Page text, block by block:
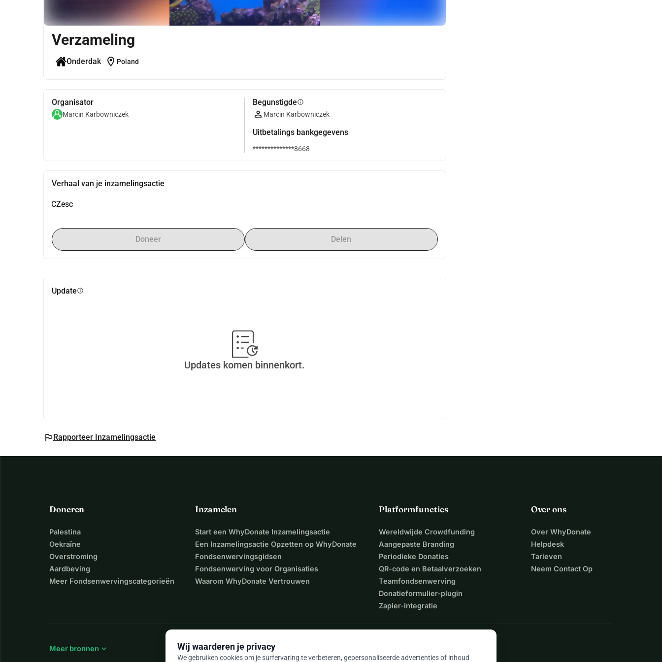
Verzameling
Onderdak location_on Poland
Organisator
Marcin Karbowniczek
Begunstigdeinfo
Marcin Karbowniczek
Uitbetalings bankgegevens
**************8668
Verhaal van je inzamelingsactie
CZesc
Doneer Delen
Updateinfo
Updates komen binnenkort.
flag Rapporteer Inzamelingsactie
Doneren
Palestina
Oekraïne
Overstroming
Aardbeving
Meer Fondsenwervingscategorieën
Inzamelen
Start een WhyDonate Inzamelingsactie
Een Inzamelingsactie Opzetten op WhyDonate
Fondsenwervingsgidsen
Fondsenwerving voor Organisaties
Waarom WhyDonate Vertrouwen
Platformfuncties
Wereldwijde Crowdfunding
Aangepaste Branding
Periodieke Donaties
QR-code en Betaalverzoeken
Teamfondsenwerving
Donatieformulier-plugin
Zapier-integratie
Over ons
Over WhyDonate
Helpdesk
Tarieven
Neem Contact Op
Meer bronnen expand_more Wij waarderen je privacy
We gebruiken cookies om je surfervaring te verbeteren, gepersonaliseerde advertenties of inhoud